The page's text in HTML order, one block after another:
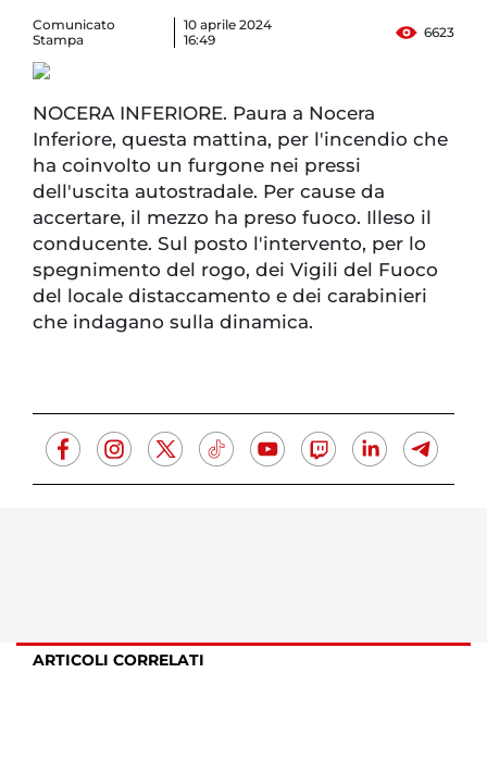
Comunicato
Stampa
10 aprile 2024
16:49
6623
NOCERA INFERIORE. Paura a Nocera
Inferiore, questa mattina, per l'incendio che
ha coinvolto un furgone nei pressi
dell'uscita autostradale. Per cause da
accertare, il mezzo ha preso fuoco. Illeso il
conducente. Sul posto l'intervento, per lo
spegnimento del rogo, dei Vigili del Fuoco
del locale distaccamento e dei carabinieri
che indagano sulla dinamica.
ARTICOLI CORRELATI